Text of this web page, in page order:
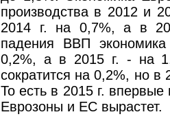
производства в 2012 и
2014 г. на 0,7%, а в
падения ВВП
0,2%, а в 2015 г. - на
сократится на 0,2%, но в
То есть в 2015 г. впервые
Еврозоны и ЕС вырастет.